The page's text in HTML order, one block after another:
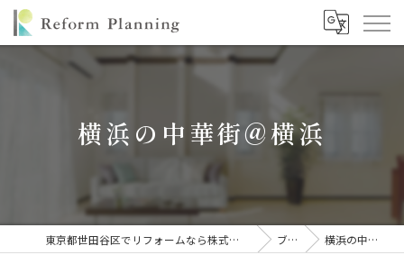
横浜の中華街@横浜
東京都世田谷区でリフォームなら株式会社リフォームプランニング ブログ 横浜の中華街@横浜